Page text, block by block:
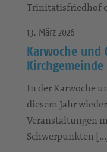
Trinitatisfriedhof
13. März 2026
Karwoche und
Kirchgemeinde
In der Karwoche
diesem Jahr
Veranstaltungen
Schwerpunkten